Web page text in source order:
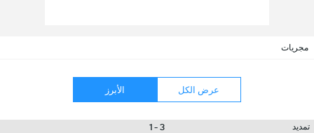
مجريات
عرض الكل الأبرز
تمديد 3 - 1